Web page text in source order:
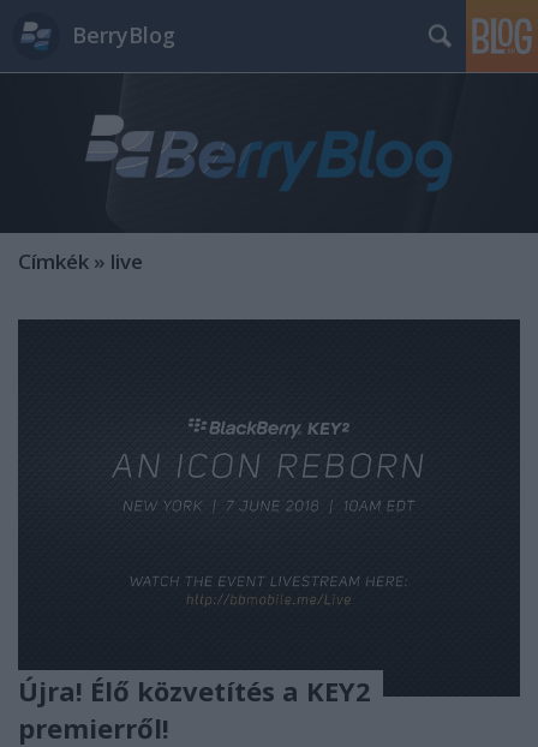
BerryBlog
Címkék » live
Újra! Élő közvetítés a KEY2
premierről!